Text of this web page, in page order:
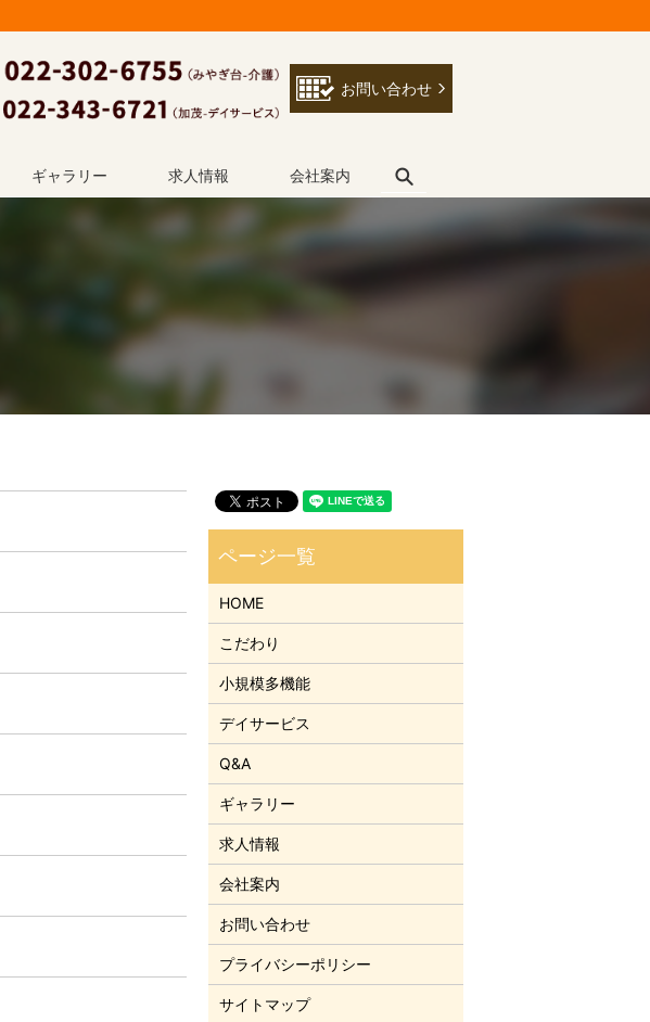
お問い合わせ
ギャラリー 求人情報 会社案内 search
HOME
こだわり
小規模多機能
デイサービス
Q&A
ギャラリー
求人情報
会社案内
お問い合わせ
プライバシーポリシー
サイトマップ